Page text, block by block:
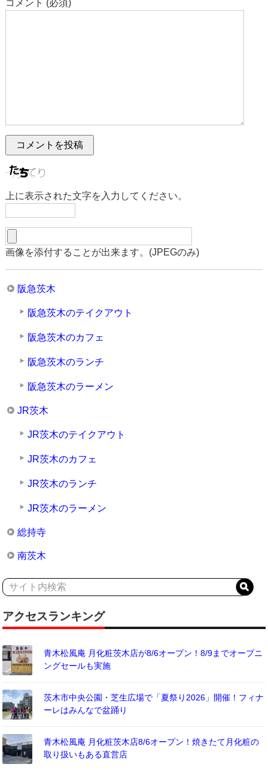
コメント (必須)
上に表示された文字を入力してください。
画像を添付することが出来ます。(JPEGのみ)
阪急茨木
阪急茨木のテイクアウト
阪急茨木のカフェ
阪急茨木のランチ
阪急茨木のラーメン
JR茨木
JR茨木のテイクアウト
JR茨木のカフェ
JR茨木のランチ
JR茨木のラーメン
総持寺
南茨木
アクセスランキング
青木松風庵 月化粧茨木店が8/6オープン！8/9までオープニ
ングセールも実施
茨木市中央公園・芝生広場で「夏祭り2026」開催！フィナ
ーレはみんなで盆踊り
青木松風庵 月化粧茨木店8/6オープン！焼きたて月化粧の
取り扱いもある直営店